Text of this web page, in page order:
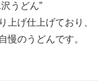
うどん”
上げ仕上げており、
慢のうどんです。